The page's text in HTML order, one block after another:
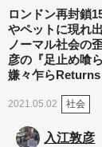
ロンドン再封鎖
やペットに現れ
ノーマル社会の
彦の『足止め喰
嫌々乍らReturns
2021.05.02 社会
入江敦彦